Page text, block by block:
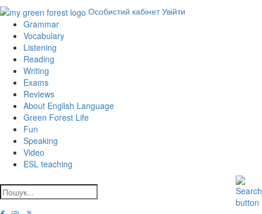
Особистий кабінет Увійти
Grammar
Vocabulary
Listening
Reading
Writing
Exams
Reviews
About English Language
Green Forest Life
Fun
Speaking
Video
ESL teaching